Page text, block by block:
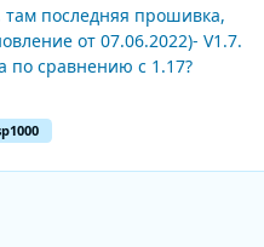
там последняя прошивка,
от 07.06.2022)- V1.7.
по сравнению с 1.17?